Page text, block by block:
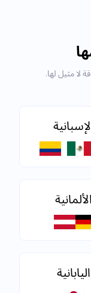
لا مثيل لها.
الألمانية
اليابانية